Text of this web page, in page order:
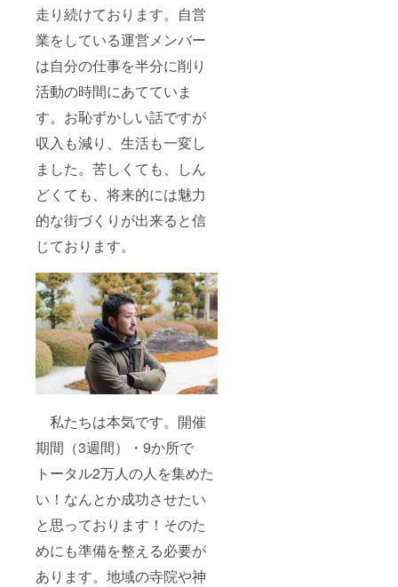
走り続けております。自営
業をしている運営メンバー
は自分の仕事を半分に削り
活動の時間にあてていま
す。お恥ずかしい話ですが
収入も減り、生活も一変し
ました。苦しくても、しん
どくても、将来的には魅力
的な街づくりが出来ると信
じております。
私たちは本気です。開催
期間（3週間）・9か所で
トータル2万人の人を集めた
い！なんとか成功させたい
と思っております！そのた
めにも準備を整える必要が
あります。地域の寺院や神